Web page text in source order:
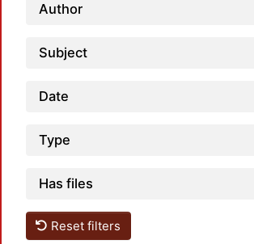
Author
Subject
Date
Type
Has files
Reset filters